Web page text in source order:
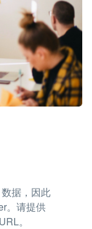
据，因此
。请提供
。